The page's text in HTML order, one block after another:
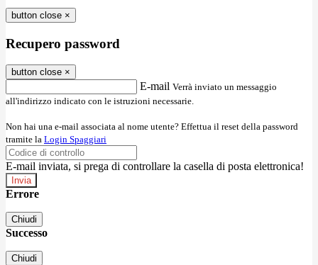
button close ×
Recupero password
button close ×
E-mail Verrà inviato un messaggio
all'indirizzo indicato con le istruzioni necessarie.
Non hai una e-mail associata al nome utente? Effettua il reset della password
tramite la Login Spaggiari
E-mail inviata, si prega di controllare la casella di posta elettronica!
Errore
Chiudi
Successo
Chiudi